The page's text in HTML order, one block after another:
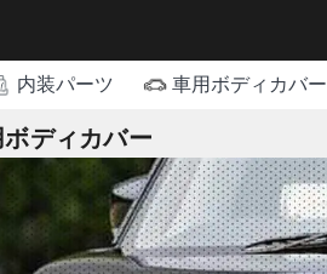
内装パーツ 車用ボディカバー
ディカバー